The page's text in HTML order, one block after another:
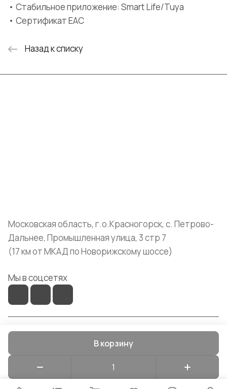
В корзину
• Стабильное приложение: Smart Life/Tuya
• Сертификат EAC
Назад к списку
Московская область, г.о.Красногорск, с. Петрово-
Дальнее, Промышленная улица, 3 стр 7
(17 км от МКАД по Новорижскому шоссе)
Мы в соцсетях
Конфиденциальность Оферта